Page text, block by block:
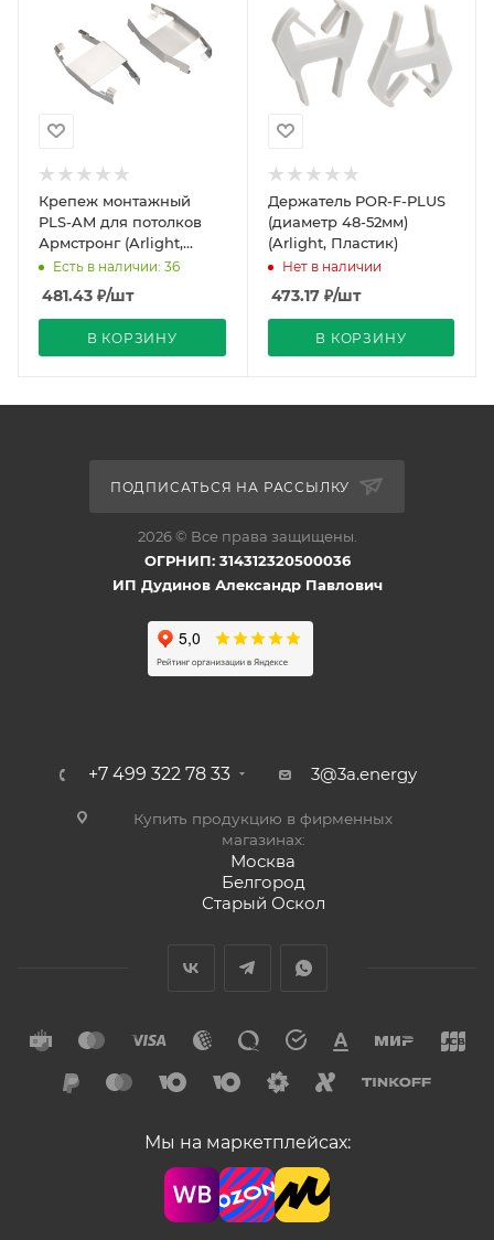
Крепеж монтажный
PLS-AM для потолков
Армстронг (Arlight,
Металл)
Есть в наличии: 36
481.43 ₽/шт
В КОРЗИНУ
Держатель POR-F-PLUS
(диаметр 48-52мм)
(Arlight, Пластик)
Нет в наличии
473.17₽/шт
В КОРЗИНУ
ПОДПИСАТЬСЯ НА РАССЫЛКУ
2026 © Все права защищены.
ОГРНИП: 314312320500036
ИП Дудинов Александр Павлович
+7 499 322 78 33 3@3a.energy
Купить продукцию в фирменных
магазинах:
Москва
Белгород
Старый Оскол
Мы на маркетплейсах: